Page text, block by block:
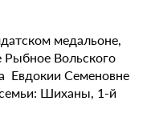
медальоне,
Рыбное Вольского
Евдокии Семеновне
семьи: Шиханы, 1-й